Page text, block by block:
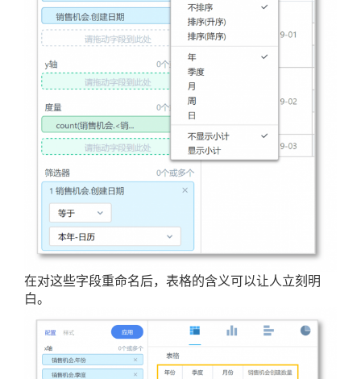
在对这些字段重命名后，表格的含义可以让人立刻明
白。